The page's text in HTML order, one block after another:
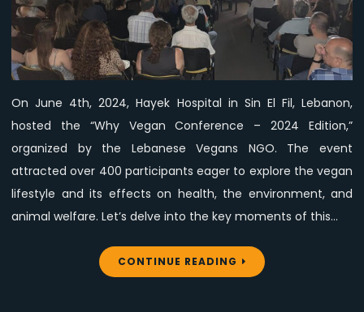
of
Learning,
Motivation,
and
Plant-
Based
Food
Hayek
Hospital,
Lebanon
On June 4th, 2024, Hayek Hospital in Sin El Fil, Lebanon,
hosted the “Why Vegan Conference – 2024 Edition,”
organized by the Lebanese Vegans NGO. The event
attracted over 400 participants eager to explore the vegan
lifestyle and its effects on health, the environment, and
animal welfare. Let’s delve into the key moments of this…
CONTINUE READING